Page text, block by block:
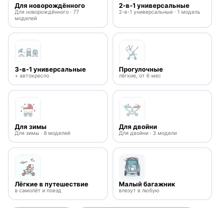
Для новорождённого
Для новорождённого · 77
моделей
2-в-1 универсальные
2-в-1 универсальные · 1 модель
3-в-1 универсальные
+ автокресло
Прогулочные
лёгкие, от 6 мес
Для зимы
Для зимы · 8 моделей
Для двойни
Для двойни · 3 модели
Лёгкие в путешествие
в самолёт и поезд
Малый багажник
влезут в любую